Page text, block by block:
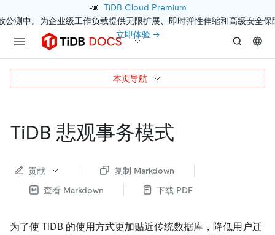
📣 TiDB Cloud Premium
公测中。为企业级工作负载提供无限扩展、即时弹性伸缩和高级安全保
立即体验 →
TiDB 悲观事务模式
贡献
复制 Markdown
查看 Markdown
下载 PDF
为了使 TiDB 的使用方式更加贴近传统数据库，降低用户迁
本页导航